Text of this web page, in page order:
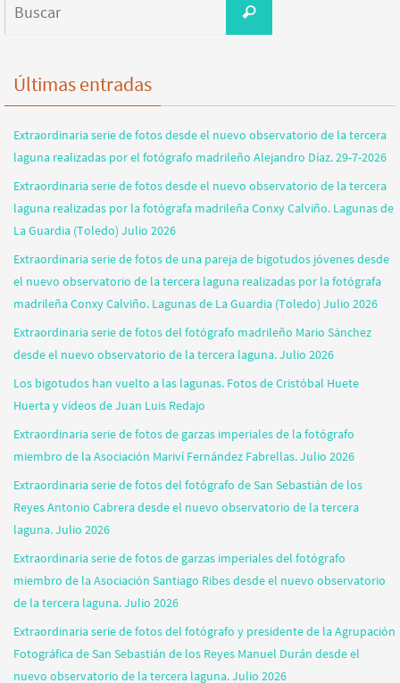
Buscar
Últimas entradas
Extraordinaria serie de fotos desde el nuevo observatorio de la tercera
laguna realizadas por el fotógrafo madrileño Alejandro Díaz. 29-7-2026
Extraordinaria serie de fotos desde el nuevo observatorio de la tercera
laguna realizadas por la fotógrafa madrileña Conxy Calviño. Lagunas de
La Guardia (Toledo) Julio 2026
Extraordinaria serie de fotos de una pareja de bigotudos jóvenes desde
el nuevo observatorio de la tercera laguna realizadas por la fotógrafa
madrileña Conxy Calviño. Lagunas de La Guardia (Toledo) Julio 2026
Extraordinaria serie de fotos del fotógrafo madrileño Mario Sánchez
desde el nuevo observatorio de la tercera laguna. Julio 2026
Los bigotudos han vuelto a las lagunas. Fotos de Cristóbal Huete
Huerta y vídeos de Juan Luis Redajo
Extraordinaria serie de fotos de garzas imperiales de la fotógrafo
miembro de la Asociación Mariví Fernández Fabrellas. Julio 2026
Extraordinaria serie de fotos del fotógrafo de San Sebastián de los
Reyes Antonio Cabrera desde el nuevo observatorio de la tercera
laguna. Julio 2026
Extraordinaria serie de fotos de garzas imperiales del fotógrafo
miembro de la Asociación Santiago Ribes desde el nuevo observatorio
de la tercera laguna. Julio 2026
Extraordinaria serie de fotos del fotógrafo y presidente de la Agrupación
Fotográfica de San Sebastián de los Reyes Manuel Durán desde el
nuevo observatorio de la tercera laguna. Julio 2026